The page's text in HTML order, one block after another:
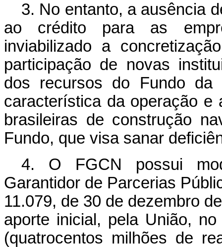
3. No entanto, a ausência
ao crédito para as
inviabilizado a
participação de novas
dos recursos do Fundo
característica da operação e
brasileiras de construção
Fundo, que visa sanar
4. O FGCN possui
Garantidor de Parcerias
11.079, de 30 de dezembro
aporte inicial, pela União,
(quatrocentos milhões de